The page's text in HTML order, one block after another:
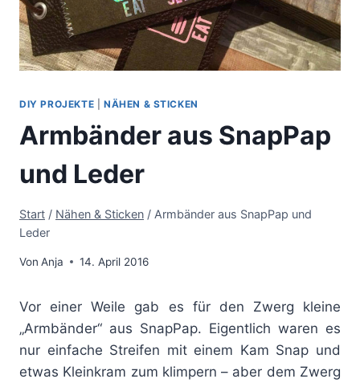
DIY PROJEKTE NÄHEN & STICKEN
Armbänder aus SnapPap
und Leder
Start / Nähen & Sticken / Armbänder aus SnapPap und
Leder
Von Anja 14. April 2016
Vor einer Weile gab es für den Zwerg kleine
„Armbänder“ aus SnapPap. Eigentlich waren es
nur einfache Streifen mit einem Kam Snap und
etwas Kleinkram zum klimpern – aber dem Zwerg